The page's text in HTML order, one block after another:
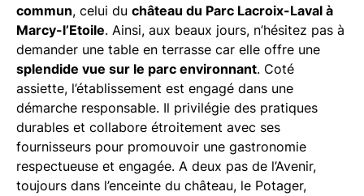
commun, celui du château du Parc Lacroix-Laval à
Marcy-l’Etoile. Ainsi, aux beaux jours, n’hésitez pas à
demander une table en terrasse car elle offre une
splendide vue sur le parc environnant. Coté
assiette, l’établissement est engagé dans une
démarche responsable. Il privilégie des pratiques
durables et collabore étroitement avec ses
fournisseurs pour promouvoir une gastronomie
respectueuse et engagée. A deux pas de l’Avenir,
toujours dans l’enceinte du château, le Potager,